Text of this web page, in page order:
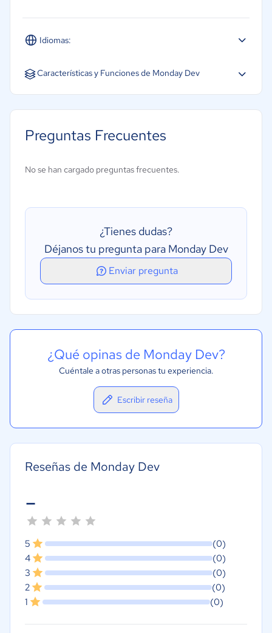
Idiomas:
Español Inglés
Características y Funciones de Monday Dev
Preguntas Frecuentes
No se han cargado preguntas frecuentes.
¿Tienes dudas?
Déjanos tu pregunta para Monday Dev
Enviar pregunta
¿Qué opinas de Monday Dev?
Cuéntale a otras personas tu experiencia.
Escribir reseña
Reseñas de Monday Dev
-
5
(0)
4
(0)
3
(0)
2
(0)
1
(0)